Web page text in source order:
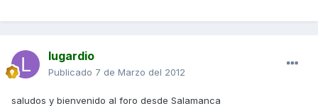
lugardio
Publicado 7 de Marzo del 2012
saludos y bienvenido al foro desde Salamanca